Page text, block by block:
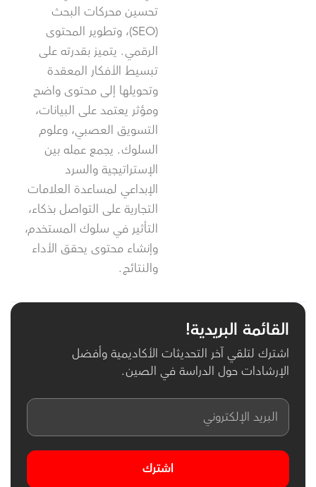
تحسين محركات البحث
(SEO)، وتطوير المحتوى
الرقمي. يتميز بقدرته على
تبسيط الأفكار المعقدة
وتحويلها إلى محتوى واضح
ومؤثر يعتمد على البيانات،
التسويق العصبي، وعلوم
السلوك. يجمع عمله بين
الإستراتيجية والسرد
الإبداعي لمساعدة العلامات
التجارية على التواصل بذكاء،
التأثير في سلوك المستخدم،
وإنشاء محتوى يحقق الأداء
والنتائج.
القائمة البريدية!
اشترك لتلقي آخر التحديثات الأكاديمية وأفضل
الإرشادات حول الدراسة في الصين.
اشترك